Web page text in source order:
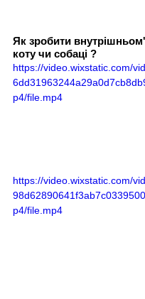
Як зробити
коту чи собаці ?
https://video.wixstatic.com/
p4/file.mp4
https://video.wixstatic.com/
p4/file.mp4